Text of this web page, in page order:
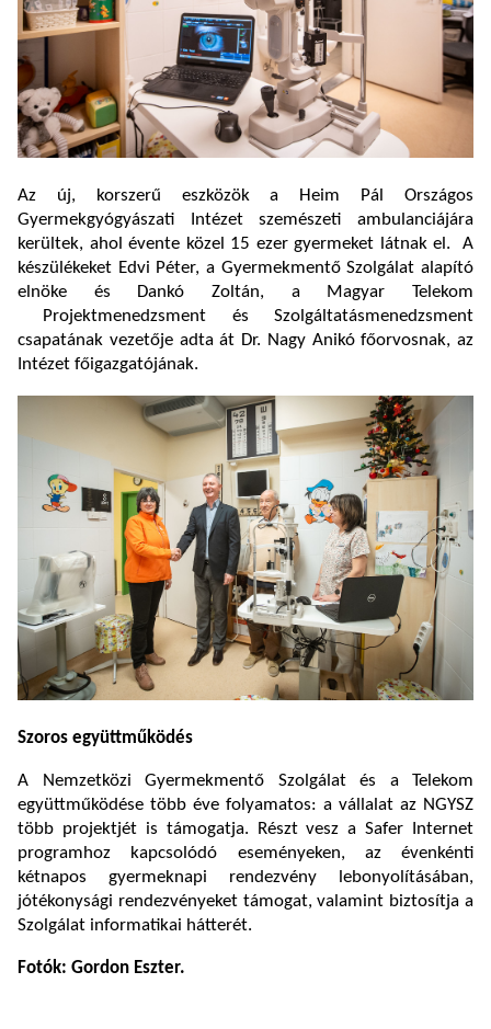
Az új, korszerű eszközök a Heim Pál Országos
Gyermekgyógyászati Intézet szemészeti ambulanciájára
kerültek, ahol évente közel 15 ezer gyermeket látnak el. A
készülékeket Edvi Péter, a Gyermekmentő Szolgálat alapító
elnöke és Dankó Zoltán, a Magyar Telekom
Projektmenedzsment és Szolgáltatásmenedzsment
csapatának vezetője adta át Dr. Nagy Anikó főorvosnak, az
Intézet főigazgatójának.
Szoros együttműködés
A Nemzetközi Gyermekmentő Szolgálat és a Telekom
együttműködése több éve folyamatos: a vállalat az NGYSZ
több projektjét is támogatja. Részt vesz a Safer Internet
programhoz kapcsolódó eseményeken, az évenkénti
kétnapos gyermeknapi rendezvény lebonyolításában,
jótékonysági rendezvényeket támogat, valamint biztosítja a
Szolgálat informatikai hátterét.
Fotók: Gordon Eszter.